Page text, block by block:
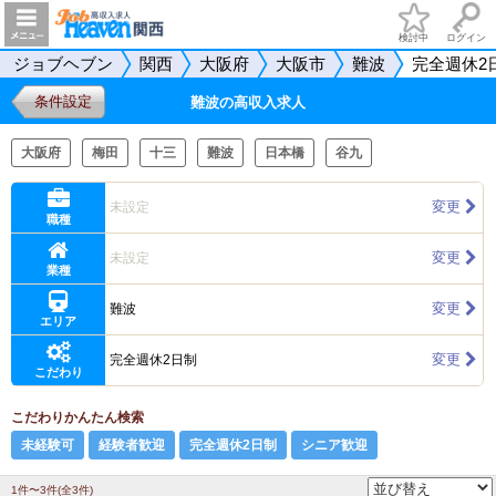
検討中 ログイン
ジョブヘブン 関西 大阪府 大阪市 難波 完全週休2
条件設定 難波の高収入求人
大阪府 梅田 十三 難波 日本橋 谷九
職種
未設定 変更
業種
未設定 変更
エリア
難波 変更
こだわり
完全週休2日制 変更
こだわりかんたん検索
未経験可
経験者歓迎 完全週休2日制 シニア歓迎
1件〜3件(全3件)